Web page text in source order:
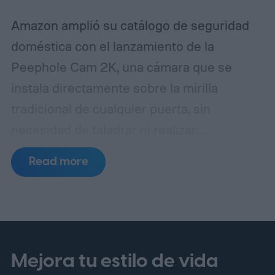
Amazon amplió su catálogo de seguridad
doméstica con el lanzamiento de la
Peephole Cam 2K, una cámara que se
instala directamente sobre la mirilla
modificaciones estructurales. El dispositivo
está pensado especialmente para quienes
principal novedad respecto a los modelos
Read more
Mejora tu estilo de vida